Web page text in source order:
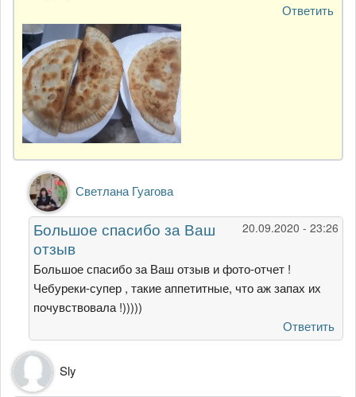
Ответить
Ответ
на
Все
супер
от
Sly
Светлана Гуагова
20.09.2020 - 23:26
Большое спасибо за Ваш
отзыв
Большое спасибо за Ваш отзыв и фото-отчет !
Чебуреки-супер , такие аппетитные, что аж запах их
почувствовала !)))))
Ответить
Sly